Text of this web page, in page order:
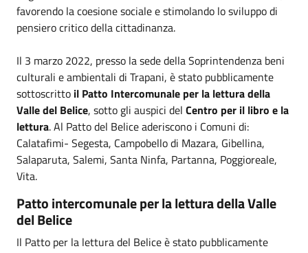
favorendo la coesione sociale e stimolando lo sviluppo di
pensiero critico della cittadinanza.
Il 3 marzo 2022, presso la sede della Soprintendenza beni
culturali e ambientali di Trapani, è stato pubblicamente
sottoscritto il Patto Intercomunale per la lettura della
Valle del Belice, sotto gli auspici del Centro per il libro e la
lettura. Al Patto del Belice aderiscono i Comuni di:
Calatafimi- Segesta, Campobello di Mazara, Gibellina,
Salaparuta, Salemi, Santa Ninfa, Partanna, Poggioreale,
Vita.
Patto intercomunale per la lettura della Valle
del Belice
Il Patto per la lettura del Belice è stato pubblicamente